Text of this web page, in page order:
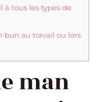
tous les types de
au travail ou lors
man